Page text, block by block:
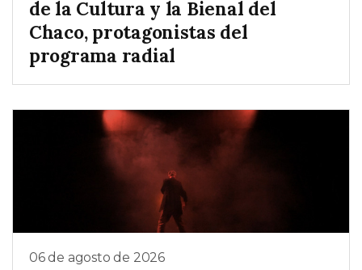
de la Cultura y la Bienal del
Chaco, protagonistas del
programa radial
06 de agosto de 2026